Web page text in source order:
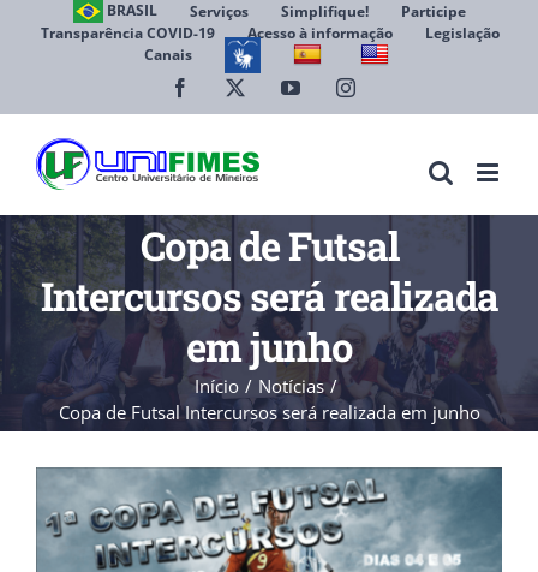
BRASIL Serviços Simplifique!
Participe
Transparência COVID-19
Acesso à informação
Legislação
Canais
Facebook YouTubeInstagram
Copa de Futsal
Intercursos será realizada
em junho
Início
Notícias
Copa de Futsal Intercursos será realizada em junho
View
Image